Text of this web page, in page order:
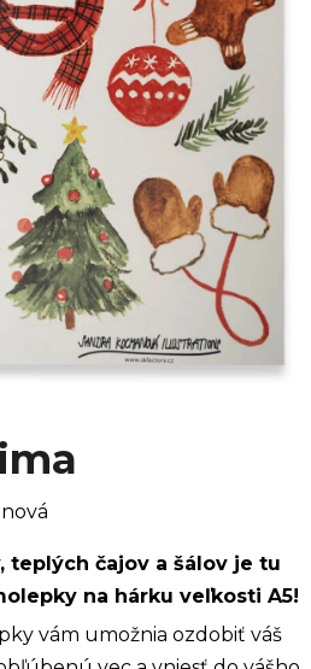
teplých čajov a šálov je tu
na hárku veľkosti A5!
vám umožnia ozdobiť váš